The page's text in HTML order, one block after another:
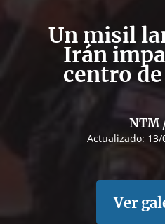
Un misil
Irán
centro
NTM
Actualizado: 13/
Ver